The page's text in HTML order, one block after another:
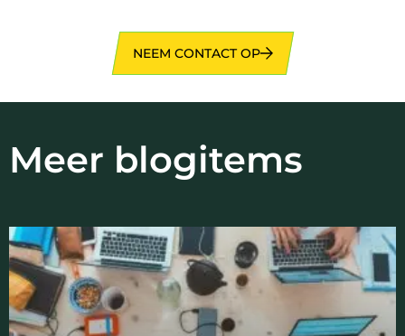
NEEM CONTACT OP
Meer blogitems